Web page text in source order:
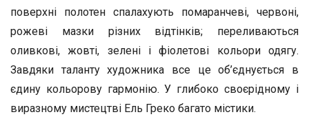
поверхні полотен спалахують помаранчеві, червоні,
рожеві мазки різних відтінків; переливаються
оливкові, жовті, зелені і фіолетові кольори одягу.
Завдяки таланту художника все це об’єднується в
єдину кольорову гармонію. У глибоко своєрідному і
виразному мистецтві Ель Греко багато містики.